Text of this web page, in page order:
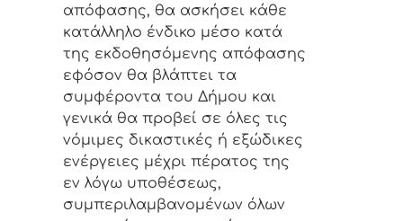
απόφασης, θα ασκήσει κάθε
κατάλληλο ένδικο μέσο κατά
της εκδοθησόμενης απόφασης
εφόσον θα βλάπτει τα
συμφέροντα του Δήμου και
γενικά θα προβεί σε όλες τις
νόμιμες δικαστικές ή εξώδικες
ενέργειες μέχρι πέρατος της
εν λόγω υποθέσεως,
συμπεριλαμβανομένων όλων